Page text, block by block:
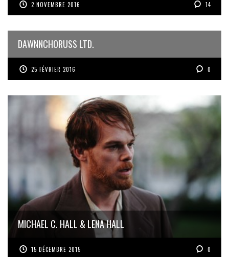
2 NOVEMBRE 2016 14
DAWNNCHORUSS LTD.
25 FÉVRIER 2016 0
MICHAEL C. HALL & LENA HALL
15 DÉCEMBRE 2015 0